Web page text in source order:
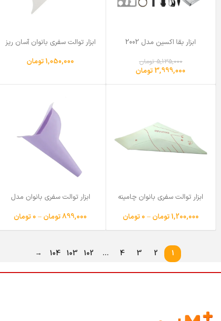
ابزار بقا اکسین مدل 2002
5,135,000 تومان
3,999,000تومان
ابزار توالت سفری بانوان آسان ریز
1,050,000تومان
ابزار توالت سفری بانوان چامینه
1,200,000تومان –
0 تومان
ابزار توالت سفری بانوان مدل
899,000تومان –
0تومان
1
2
3
4
…
102
103
104
→